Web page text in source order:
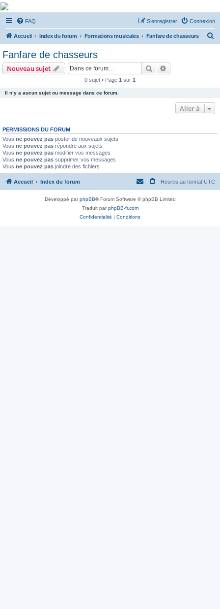
De Musicae Militari -
Forums
Forums de discussions
FAQ Connexion
S’enregistrer
Accueil Index du forum Formations musicales Fanfare de chasseurs
Fanfare de chasseurs
Nouveau sujet Rechercher
0 sujet • Page 1 sur 1
Il n’y a aucun sujet ou message dans ce forum.
Aller à
PERMISSIONS DU FORUM
Vous ne pouvez pas poster de nouveaux sujets
Vous ne pouvez pas répondre aux sujets
Vous ne pouvez pas modifier vos messages
Vous ne pouvez pas supprimer vos messages
Vous ne pouvez pas joindre des fichiers
Accueil Index du forum Heures au format UTC
Développé parphpBB® Forum Software © phpBB Limited
Traduit parphpBB-fr.com
Confidentialité | Conditions